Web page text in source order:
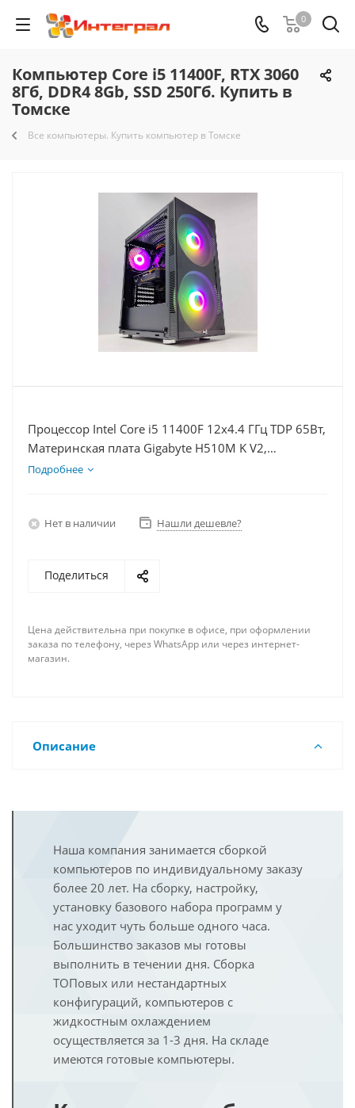
0
Компьютер Core i5 11400F, RTX 3060
8Гб, DDR4 8Gb, SSD 250Гб. Купить в
Томске
Все компьютеры. Купить компьютер в Томске
Процессор Intel Core i5 11400F 12x4.4 ГГц TDP 65Вт,
Материнская плата Gigabyte H510M K V2,
Видеокарта RTX 3060 8Гб, Память DDR4 8Gb,
Подробнее
Нет в наличии Нашли дешевле?
Поделиться
Цена действительна при покупке в офисе, при оформлении
заказа по телефону, через WhatsApp или через интернет-
магазин.
Описание
Наша компания занимается сборкой
компьютеров по индивидуальному заказу
более 20 лет. На сборку, настройку,
установку базового набора программ у
нас уходит чуть больше одного часа.
Большинство заказов мы готовы
выполнить в течении дня. Сборка
ТОПовых или нестандартных
конфигураций, компьютеров с
жидкостным охлаждением
осуществляется за 1-3 дня. На складе
имеются готовые компьютеры.